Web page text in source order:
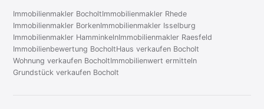
Immobilienmakler BocholtImmobilienmakler Rhede
Immobilienmakler BorkenImmobilienmakler Isselburg
Immobilienmakler HamminkelnImmobilienmakler Raesfeld
Immobilienbewertung BocholtHaus verkaufen Bocholt
Wohnung verkaufen BocholtImmobilienwert ermitteln
Grundstück verkaufen Bocholt